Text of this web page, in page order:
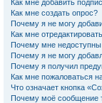
Как мне добавить
Как мне создать опрос?
Почему я не могу
Как мне
Почему мне
Почему я не могу
Почему я получил
Как мне пожаловаться
Что означает кнопка
Почему моё сообщение